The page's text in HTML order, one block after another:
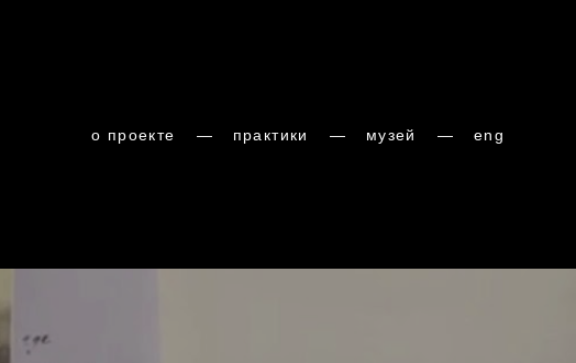
о проекте — практики — музей — eng
о проекте — практики — музей — eng